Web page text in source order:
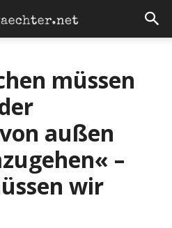
müssen
außen
–
wir